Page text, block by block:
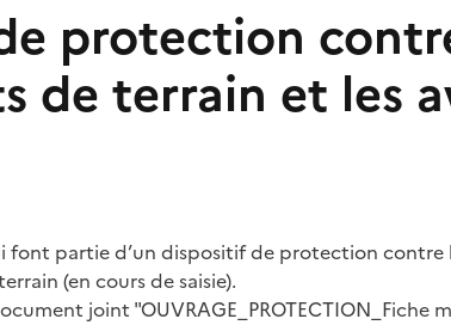
protection
de terrain et les
font partie d’un dispositif de protection contre
(en cours de saisie).
joint "OUVRAGE_PROTECTION_Fiche